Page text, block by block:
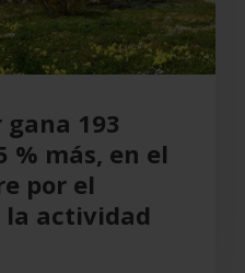
193
% más, en el
por el
actividad